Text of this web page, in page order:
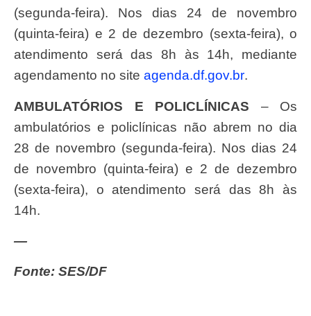
(segunda-feira). Nos dias 24 de novembro
(quinta-feira) e 2 de dezembro (sexta-feira), o
atendimento será das 8h às 14h, mediante
agendamento no site agenda.df.gov.br.
AMBULATÓRIOS E POLICLÍNICAS – Os
ambulatórios e policlínicas não abrem no dia
28 de novembro (segunda-feira). Nos dias 24
de novembro (quinta-feira) e 2 de dezembro
(sexta-feira), o atendimento será das 8h às
14h.
—
Fonte: SES/DF